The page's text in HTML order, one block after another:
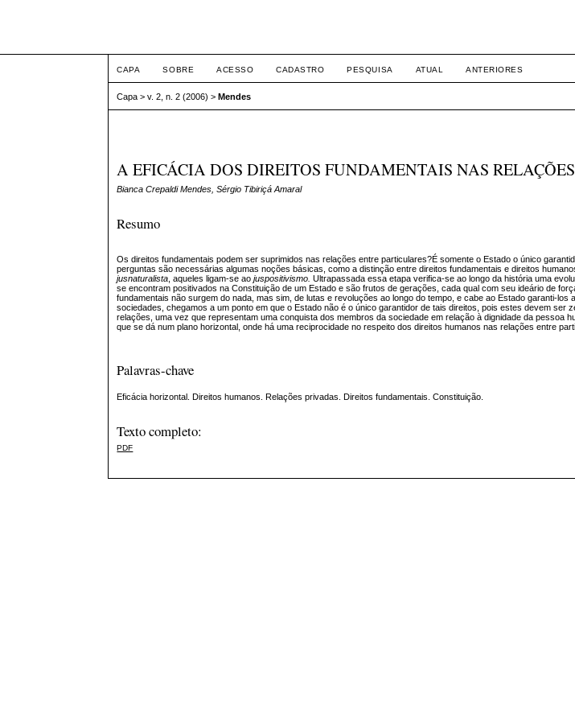
CAPA SOBRE ACESSO CADASTRO PESQUISA ATUAL ANTERIORES
Capa >v. 2, n. 2 (2006) >Mendes
A EFICÁCIA DOS DIREITOS FUNDAMENTAIS NAS
Bianca Crepaldi Mendes, Sérgio Tibiriçá Amaral
Resumo
Os direitos fundamentais podem ser suprimidos nas relações entre particulares?É somente o Estado o único
perguntas são necessárias algumas noções básicas, como a distinção entre direitos fundamentais e direitos
jusnaturalista , aqueles ligam-se aojuspositivismo.Ultrapassada essa etapa verifica-se ao longo da história uma
se encontram positivados na Constituição de um Estado e são frutos de gerações, cada qual com seu ideário de
fundamentais não surgem do nada, mas sim, de lutas e revoluções ao longo do tempo, e cabe ao Estado garanti-
sociedades, chegamos a um ponto em que o Estado não é o único garantidor de tais direitos, pois estes devem ser
relações, uma vez que representam uma conquista dos membros da sociedade em relação à dignidade da pessoa
que se dá num plano horizontal, onde há uma reciprocidade no respeito dos direitos humanos nas relações entre
Palavras-chave
Eficácia horizontal. Direitos humanos. Relações privadas. Direitos fundamentais. Constituição.
Texto completo:
PDF